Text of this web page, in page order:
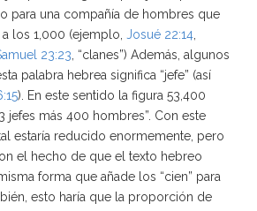
para una compañía de hombres que
los 1,000 (ejemplo, Josué 22:14
23:23 , “clanes”) Además, algunos
palabra hebrea significa “jefe” (así
). En este sentido la figura 53,400
jefes más 400 hombres”. Con este
estaría reducido enormemente, pero
el hecho de que el texto hebreo
forma que añade los “cien” para
esto haría que la proporción de